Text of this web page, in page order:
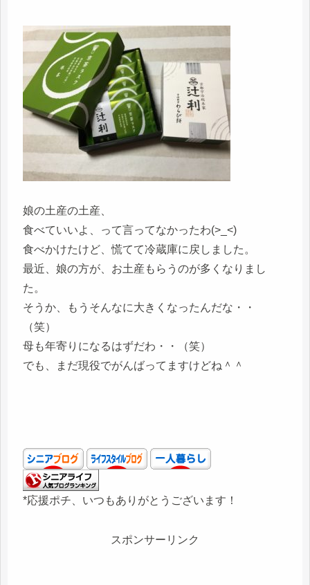
娘の土産の土産、
食べていいよ、って言ってなかったわ(>_<)
食べかけたけど、慌てて冷蔵庫に戻しました。
最近、娘の方が、お土産もらうのが多くなりまし
た。
そうか、もうそんなに大きくなったんだな・・
（笑）
母も年寄りになるはずだわ・・（笑）
でも、まだ現役でがんばってますけどね＾＾
*応援ポチ、いつもありがとうございます！
スポンサーリンク